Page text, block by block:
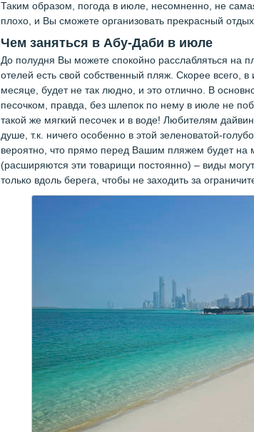
Таким образом, погода в июле, несомненно, не
плохо, и Вы сможете организовать прекрасный
Чем заняться в Абу-Даби в июле
До полудня Вы можете спокойно расслабляться на
отелей есть свой собственный пляж. Скорее всего,
месяце, будет не так людно, и это отлично. В
песочком, правда, без шлепок по нему в июле не
такой же мягкий песочек и в воде! Любителям
душе, т.к. ничего особенно в этой зеленоватой-
вероятно, что прямо перед Вашим пляжем будет на
(расширяются эти товарищи постоянно) – виды
только вдоль берега, чтобы не заходить за